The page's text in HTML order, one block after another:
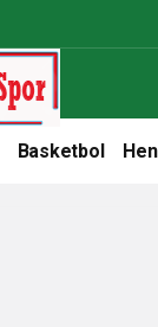
Basketbol